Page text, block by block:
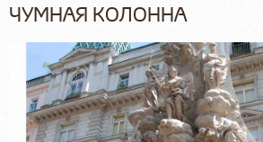
ЧУМНАЯ КОЛОННА